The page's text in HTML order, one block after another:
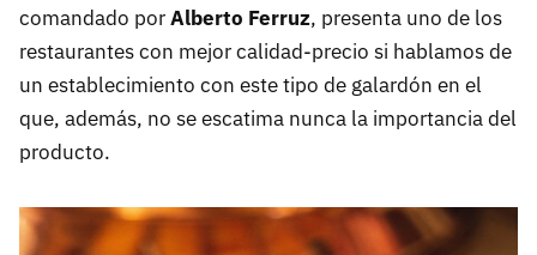
comandado porAlberto Ferruz, presenta uno de los
restaurantes con mejor calidad-precio si hablamos de
un establecimiento con este tipo de galardón en el
que, además, no se escatima nunca la importancia del
producto.